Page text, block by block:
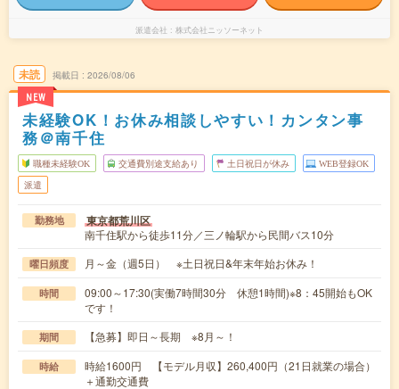
派遣会社 株式会社ニッソーネット
未読
NEW
掲載日 2026/08/06
未経験OK！お休み相談しやすい！カンタン事
務＠南千住
職種未経験OK 交通費別途支給あり 土日祝日が休み WEB登録OK
派遣
勤務地 東京都荒川区
南千住駅から徒歩11分／三ノ輪駅から民間バス10分
曜日頻度 月～金（週5日） ※土日祝日&年末年始お休み！
時間
09:00～17:30(実働7時間30分 休憩1時間)※8：45開始もOK
です！
期間 【急募】即日～長期 ※8月～！
時給
時給1600円 【モデル月収】260,400円（21日就業の場合）
＋通勤交通費